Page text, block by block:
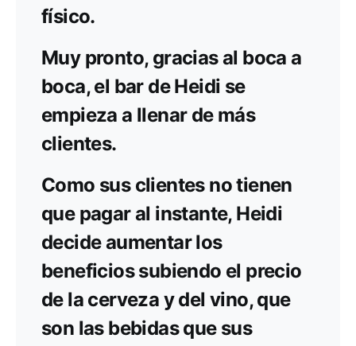
físico.
Muy pronto, gracias al boca a
boca, el bar de Heidi se
empieza a llenar de más
clientes.
Como sus clientes no tienen
que pagar al instante, Heidi
decide aumentar los
beneficios subiendo el precio
de la cerveza y del vino, que
son las bebidas que sus